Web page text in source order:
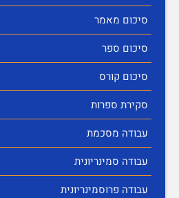
סיכום מאמר
סיכום ספר
סיכום קורס
סקירת ספרות
עבודה מסכמת
עבודה סמינריונית
עבודה פרוסמינריונית